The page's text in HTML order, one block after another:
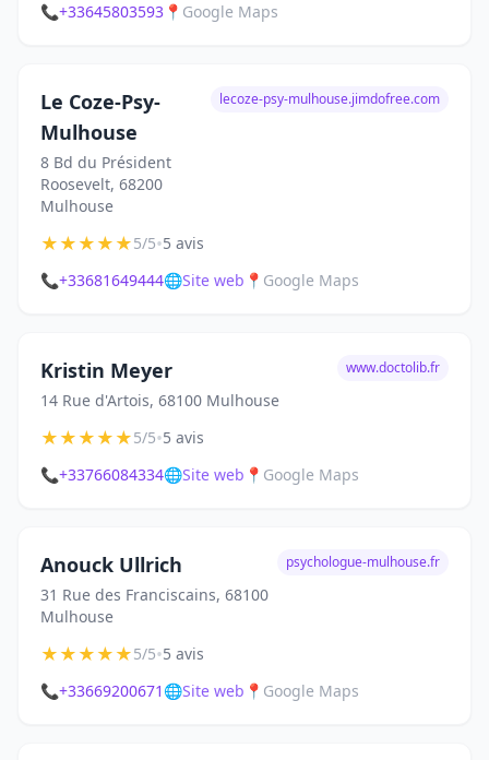
📞+33645803593 📍 Google Maps
Le Coze-Psy-
Mulhouse
8 Bd du Président
Roosevelt, 68200
Mulhouse
lecoze-psy-mulhouse.jimdofree.com
★★★★★5/5•5 avis
📞+33681649444🌐Site web 📍 Google Maps
Kristin Meyer
14 Rue d'Artois, 68100 Mulhouse
www.doctolib.fr
★★★★★5/5•5 avis
📞+33766084334🌐Site web 📍 Google Maps
Anouck Ullrich
31 Rue des Franciscains, 68100
Mulhouse
psychologue-mulhouse.fr
★★★★★5/5•5 avis
📞+33669200671 🌐Site web 📍 Google Maps